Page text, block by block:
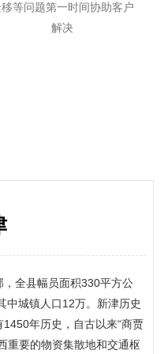
等问题第一时间协助客户
解决
全县幅员面积330平方公
中城镇人口12万。新津历史
年历史，自古以来“商贾
重要的物资集散地和交通枢